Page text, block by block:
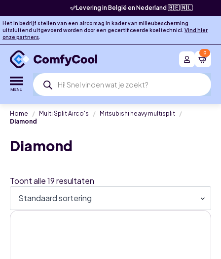
Levering in België en Nederland 🇧🇪 🇳🇱
Het in bedrijf stellen van een airco mag in kader van milieubescherming
uitsluitend uitgevoerd worden door een gecertificeerde koeltechnici. Vind hier
onze partners.
Producten
zoeken
0
Home Multi Split Airco's
Mitsubishi heavy multisplit
Diamond
Diamond
Toont alle 19 resultaten